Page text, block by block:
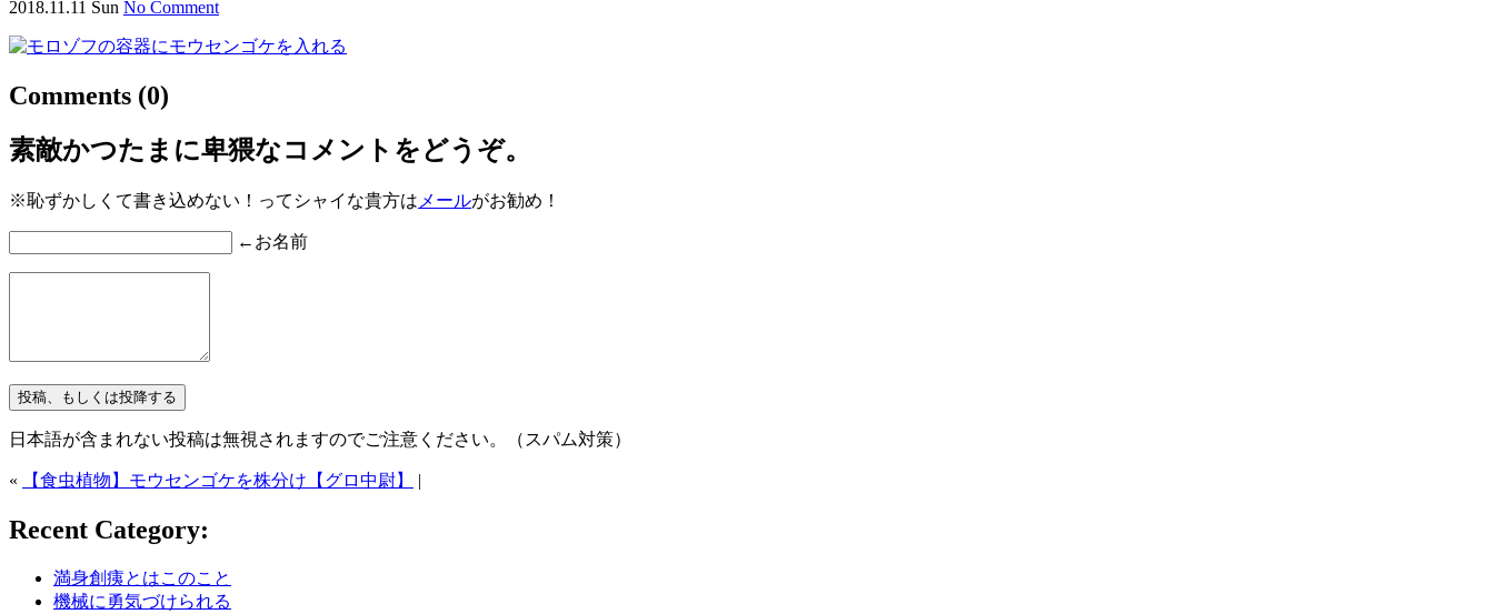
2018.11.11 Sun No Comment
Comments (0)
素敵かつたまに卑猥なコメントをどうぞ。
※恥ずかしくて書き込めない！ってシャイな貴方は メールがお勧め！
←お名前
日本語が含まれない投稿は無視されますのでご注意ください。（スパム対策）
« 【食虫植物】モウセンゴケを株分け【グロ中尉】 |
Recent Category:
満身創痍とはこのこと
機械に勇気づけられる